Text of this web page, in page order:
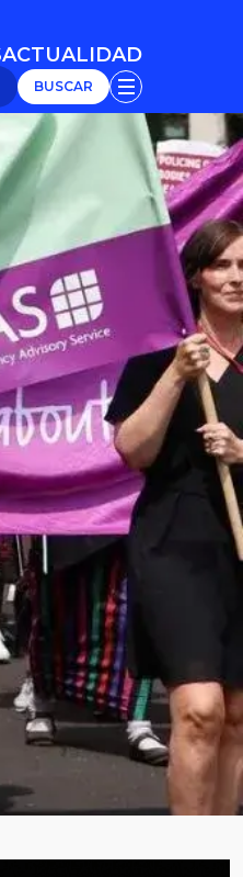
ACTUALIDAD
ACTUALIDAD